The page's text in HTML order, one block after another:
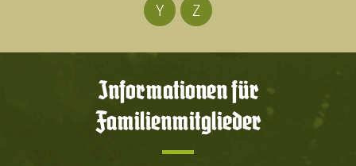
Y
Z
Informationen für
Familienmitglieder